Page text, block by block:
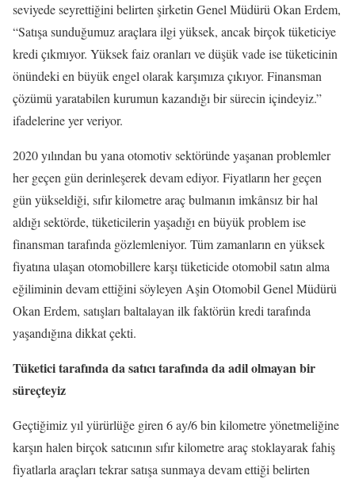
seviyede seyrettiğini belirten şirketin Genel Müdürü Okan Erdem,
“Satışa sunduğumuz araçlara ilgi yüksek, ancak birçok tüketiciye
kredi çıkmıyor. Yüksek faiz oranları ve düşük vade ise tüketicinin
önündeki en büyük engel olarak karşımıza çıkıyor. Finansman
çözümü yaratabilen kurumun kazandığı bir sürecin içindeyiz.”
ifadelerine yer veriyor.
2020 yılından bu yana otomotiv sektöründe yaşanan problemler
her geçen gün derinleşerek devam ediyor. Fiyatların her geçen
gün yükseldiği, sıfır kilometre araç bulmanın imkânsız bir hal
aldığı sektörde, tüketicilerin yaşadığı en büyük problem ise
finansman tarafında gözlemleniyor. Tüm zamanların en yüksek
fiyatına ulaşan otomobillere karşı tüketicide otomobil satın alma
eğiliminin devam ettiğini söyleyen Aşin Otomobil Genel Müdürü
Okan Erdem, satışları baltalayan ilk faktörün kredi tarafında
yaşandığına dikkat çekti.
Tüketici tarafında da satıcı tarafında da adil olmayan bir
süreçteyiz
Geçtiğimiz yıl yürürlüğe giren 6 ay/6 bin kilometre yönetmeliğine
karşın halen birçok satıcının sıfır kilometre araç stoklayarak fahiş
fiyatlarla araçları tekrar satışa sunmaya devam ettiği belirten